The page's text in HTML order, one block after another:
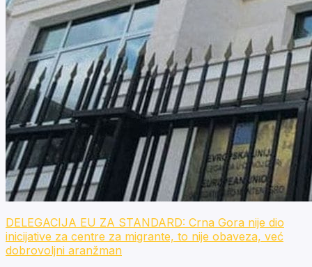
DELEGACIJA EU ZA STANDARD: Crna Gora nije dio
inicijative za centre za migrante, to nije obaveza, već
dobrovoljni aranžman